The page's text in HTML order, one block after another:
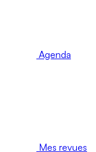
Agenda
Mes revues